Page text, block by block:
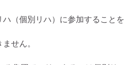
（個別リハ）に参加することを
せん。